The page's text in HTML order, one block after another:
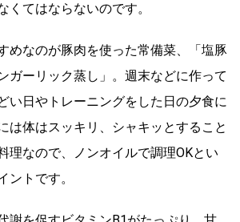
くてはならないのです。
めなのが豚肉を使った常備菜、「塩豚
ガーリック蒸し」。週末などに作って
い日やトレーニングをした日の夕食に
は体はスッキリ、シャキッとすること
理なので、ノンオイルで調理OKとい
ントです。